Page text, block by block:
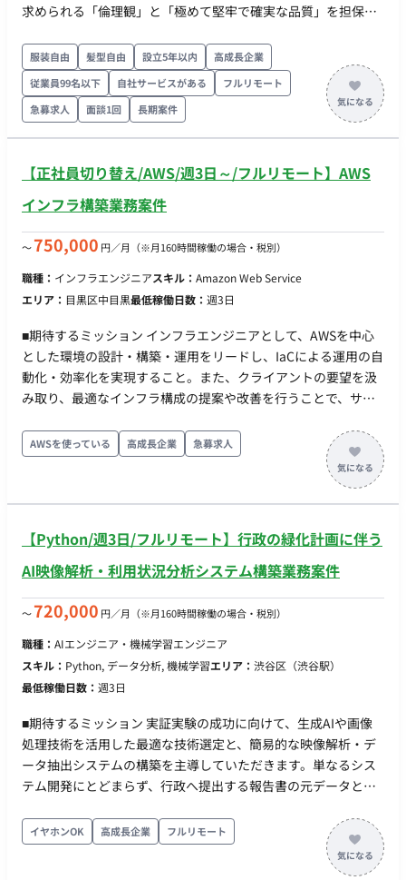
求められる「倫理観」と「極めて堅牢で確実な品質」を担保し
範囲） 【要件定義・設計・実装・テスト・保守運用】 ・新規決
済代行システムの要件定義、および体験設計の整理 ・決済領域
におけるシステム設計、アーキテクチャの選定 ・実装（コーデ
ィング）およびテスト、リリースまでのサクセス ※デザインに
関しては社内の強みを持つメンバーが担当するため、エンジニ
PM（社内メンバー） ・デザイナー（社内メンバー） ■開発環境
・決まっておらず、ご相談させていただきながら、一緒に決め
レックス ・チャットツール：Slack ・稼働量：面談を通じてご
服装自由 髪型自由 設立5年以内
高成長企業
従業員99名以下
自社サービスがある
フルリモート
急募求人
面談1回 長期案件
【正社員切り替え/AWS/週3日～/フルリモート】AWS
インフラ構築業務案件
〜750,000 円／月 （※月160時間稼働の場合・税別）
職種： インフラエンジニアスキル： Amazon Web Service
エリア： 目黒区中目黒最低稼働日数： 週3日
■期待するミッション インフラエンジニアとして、AWSを中心
とした環境の設計・構築・運用をリードし、IaCによる運用の自
動化・効率化を実現すること。また、クライアントの要望を汲
み取り、最適なインフラ構成の提案や改善を行うことで、サー
■ 具体的な業務内容 ・クライアントとのコミュニケーションを
通じたインフラ要件の定義 ・AWS環境および物理/仮想サーバ
ー環境の設計・構築 ・CloudFormationやAnsibleを用いたプロ
ビジョニングの自動化 ・Webシステムの運用保守、障害対応
・システムの脆弱性対応およびレポート作成 ※プロジェクトが
複数あるため、適性に合わせてアサインさせていただきます。
すがスキルに応じて変更可能です） ・フルリモート稼働： 可能
AWSを使っている 高成長企業 急募求人
【Python/週3日/フルリモート】行政の緑化計画に伴う
AI映像解析・利用状況分析システム構築業務案件
〜720,000 円／月 （※月160時間稼働の場合・税別）
職種： AIエンジニア・機械学習エンジニア
スキル： Python, データ分析, 機械学習エリア： 渋谷区（渋谷駅）
最低稼働日数： 週3日
■期待するミッション 実証実験の成功に向けて、生成AIや画像
処理技術を活用した最適な技術選定と、簡易的な映像解析・デ
ータ抽出システムの構築を主導していただきます。単なるシス
テム開発にとどまらず、行政へ提出する報告書の元データとし
の仕組みづくりと実抽出フェーズにおける技術支援を期待して
います。 ■業務内容・担当工程 駅前ベンチ周辺の定点カメラ映
像（9:00〜17:00の1日8時間×計14日間分）をインプットと
イヤホンOK 高成長企業 フルリモート